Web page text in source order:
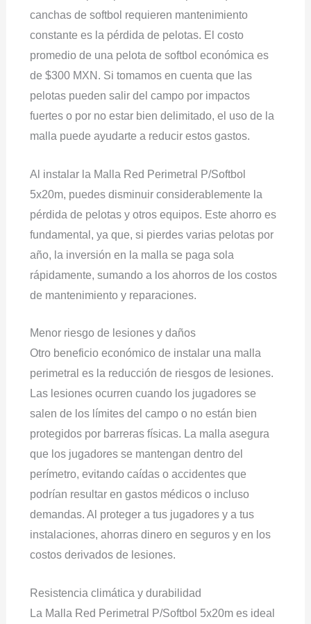
canchas de softbol requieren mantenimiento
constante es la pérdida de pelotas. El costo
promedio de una pelota de softbol económica es
de $300 MXN. Si tomamos en cuenta que las
pelotas pueden salir del campo por impactos
fuertes o por no estar bien delimitado, el uso de la
malla puede ayudarte a reducir estos gastos.
Al instalar la Malla Red Perimetral P/Softbol
5x20m, puedes disminuir considerablemente la
pérdida de pelotas y otros equipos. Este ahorro es
fundamental, ya que, si pierdes varias pelotas por
año, la inversión en la malla se paga sola
rápidamente, sumando a los ahorros de los costos
de mantenimiento y reparaciones.
Menor riesgo de lesiones y daños
Otro beneficio económico de instalar una malla
perimetral es la reducción de riesgos de lesiones.
Las lesiones ocurren cuando los jugadores se
salen de los límites del campo o no están bien
protegidos por barreras físicas. La malla asegura
que los jugadores se mantengan dentro del
perímetro, evitando caídas o accidentes que
podrían resultar en gastos médicos o incluso
demandas. Al proteger a tus jugadores y a tus
instalaciones, ahorras dinero en seguros y en los
costos derivados de lesiones.
Resistencia climática y durabilidad
La Malla Red Perimetral P/Softbol 5x20m es ideal